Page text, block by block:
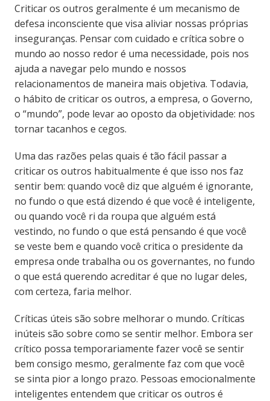
Criticar os outros geralmente é um mecanismo de
defesa inconsciente que visa aliviar nossas próprias
inseguranças. Pensar com cuidado e crítica sobre o
mundo ao nosso redor é uma necessidade, pois nos
ajuda a navegar pelo mundo e nossos
relacionamentos de maneira mais objetiva. Todavia,
o hábito de criticar os outros, a empresa, o Governo,
o “mundo”, pode levar ao oposto da objetividade: nos
tornar tacanhos e cegos.
Uma das razões pelas quais é tão fácil passar a
criticar os outros habitualmente é que isso nos faz
sentir bem: quando você diz que alguém é ignorante,
no fundo o que está dizendo é que você é inteligente,
ou quando você ri da roupa que alguém está
vestindo, no fundo o que está pensando é que você
se veste bem e quando você critica o presidente da
empresa onde trabalha ou os governantes, no fundo
o que está querendo acreditar é que no lugar deles,
com certeza, faria melhor.
Críticas úteis são sobre melhorar o mundo. Críticas
inúteis são sobre como se sentir melhor. Embora ser
crítico possa temporariamente fazer você se sentir
bem consigo mesmo, geralmente faz com que você
se sinta pior a longo prazo. Pessoas emocionalmente
inteligentes entendem que criticar os outros é